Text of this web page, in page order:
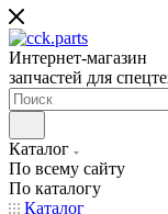
Интернет-магазин
запчастей для
Каталог
По всему сайту
По каталогу
Каталог